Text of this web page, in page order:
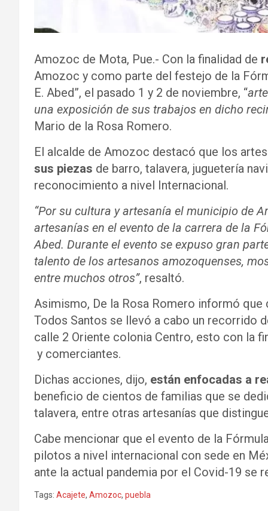
Amozoc de Mota, Pue.- Con la finalidad de
Amozoc y como parte del festejo de la
E. Abed”, el pasado 1 y 2 de noviembre, “
una exposición de sus trabajos en dicho
Mario de la Rosa Romero.
El alcalde de Amozoc destacó que los
sus piezas de barro, talavera, juguetería
reconocimiento a nivel Internacional.
“Por su cultura y artesanía el municipio de
artesanías en el evento de la carrera de la
Abed. Durante el evento se expuso gran
talento de los artesanos amozoquenses,
entre muchos otros”, resaltó.
Asimismo, De la Rosa Romero informó
Todos Santos se llevó a cabo un recorrido
calle 2 Oriente colonia Centro, esto con la
y comerciantes.
Dichas acciones, dijo, están enfocadas a
beneficio de cientos de familias que se
talavera, entre otras artesanías que
Cabe mencionar que el evento de la
pilotos a nivel internacional con sede en
ante la actual pandemia por el Covid-19 se
Tags: Acajete, Amozoc, puebla